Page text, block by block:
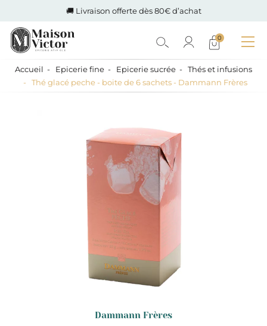
🚚 Livraison offerte dès 80€ d’achat
0
Accueil Epicerie fine Epicerie sucrée
Thés et infusions
Thé glacé peche - boite de 6 sachets - Dammann Frères
Dammann Frères